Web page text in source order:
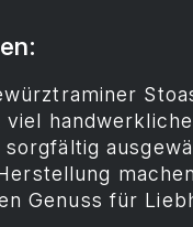
viel
sorgfältig
Genuss für